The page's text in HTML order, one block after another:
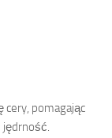
cery, pomagając
jędrność.